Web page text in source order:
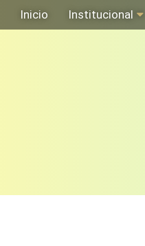
Inicio Institucional